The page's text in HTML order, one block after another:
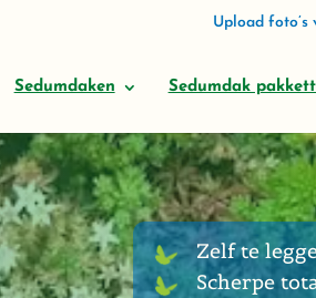
Upload foto’s
Sedumdaken Sedumdak
Zelf te
Scherpe